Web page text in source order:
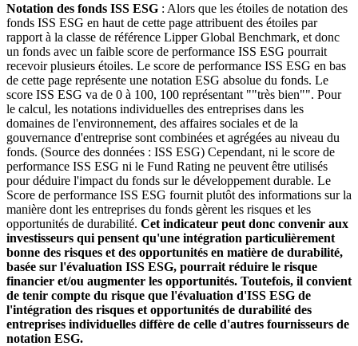
Notation des fonds ISS ESG : Alors que les étoiles de notation des
fonds ISS ESG en haut de cette page attribuent des étoiles par
rapport à la classe de référence Lipper Global Benchmark, et donc
un fonds avec un faible score de performance ISS ESG pourrait
recevoir plusieurs étoiles. Le score de performance ISS ESG en bas
de cette page représente une notation ESG absolue du fonds. Le
score ISS ESG va de 0 à 100, 100 représentant ""très bien"". Pour
le calcul, les notations individuelles des entreprises dans les
domaines de l'environnement, des affaires sociales et de la
gouvernance d'entreprise sont combinées et agrégées au niveau du
fonds. (Source des données : ISS ESG) Cependant, ni le score de
performance ISS ESG ni le Fund Rating ne peuvent être utilisés
pour déduire l'impact du fonds sur le développement durable. Le
Score de performance ISS ESG fournit plutôt des informations sur la
manière dont les entreprises du fonds gèrent les risques et les
opportunités de durabilité. Cet indicateur peut donc convenir aux
investisseurs qui pensent qu'une intégration particulièrement
bonne des risques et des opportunités en matière de durabilité,
basée sur l'évaluation ISS ESG, pourrait réduire le risque
financier et/ou augmenter les opportunités. Toutefois, il convient
de tenir compte du risque que l'évaluation d'ISS ESG de
l'intégration des risques et opportunités de durabilité des
entreprises individuelles diffère de celle d'autres fournisseurs de
notation ESG.